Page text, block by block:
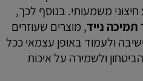
משמעותי. בנוסף לכך,
נייד, מוצרים שעוזרים
ולעמוד באופן עצמאי ככל
ולשמירה על איכות